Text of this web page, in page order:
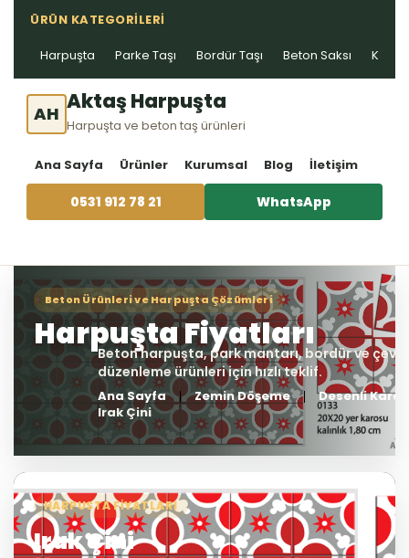
ÜRÜN KATEGORILERI
Harpuşta Parke Taşı Bordür Taşı Beton Saksı Kablo
AH Aktaş Harpuşta
Harpuşta ve beton taş ürünleri
Ana Sayfa Ürünler Kurumsal Blog İletişim
0531 912 78 21 WhatsApp
Ana Sayfa Zemin Döşeme
Desenli Karo
Irak Çini
HARPUSTA FIYATLARI
Irak Çini